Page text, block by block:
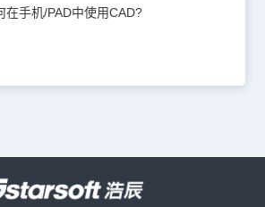
在手机/PAD中使用CAD?